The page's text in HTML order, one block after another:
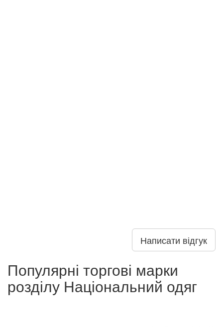
Написати відгук
Популярні торгові марки
розділу Національний одяг